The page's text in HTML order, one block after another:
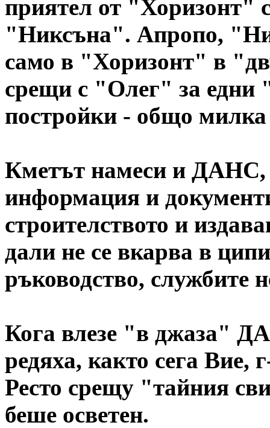
приятел от "Хоризонт"
"Никсъна". Апропо,
само в "Хоризонт" в
срещи с "Олег" за едни
постройки - общо
Кметът намеси и ДАНС,
информация и
строителството и
дали не се вкарва в
ръководство, службите
Кога влезе "в джаза"
редяха, както сега Вие,
Ресто срещу "тайния
беше осветен.